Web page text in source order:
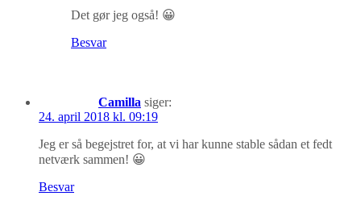
Det gør jeg også! 😀
Besvar
Camilla siger:
24. april 2018 kl. 09:19
Jeg er så begejstret for, at vi har kunne stable sådan et fedt
netværk sammen! 😀
Besvar